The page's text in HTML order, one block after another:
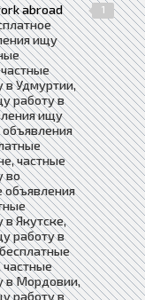
abroad
1
ищу
в Удмуртии,
работу в
ищу
частные
во
объявления
в Якутске,
работу в
частные
в Мордовии,
работу в